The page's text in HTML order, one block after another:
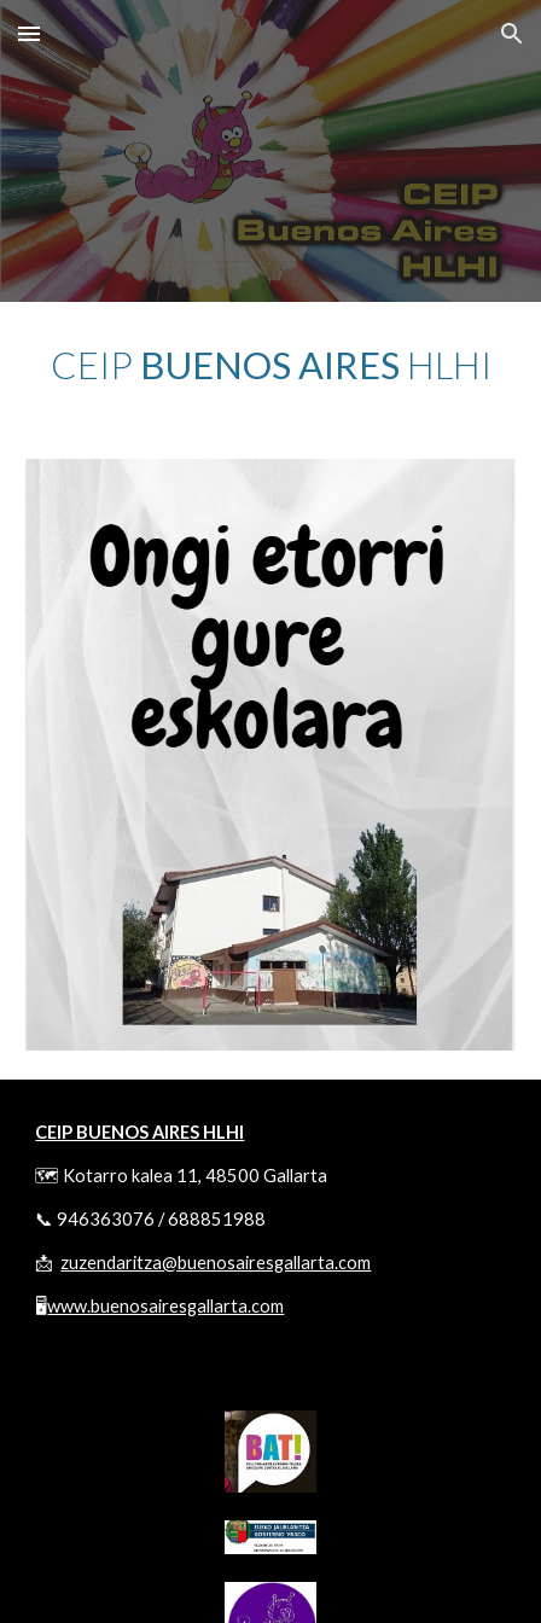
Skip to main content Skip to navigation
CEIP BUENOS AIRES HLHI
CEIP BUENOS AIRES HLHI
🗺️ Kotarro kalea 11, 48500 Gallarta
📞946363076 /688851988
📩 zuzendaritza@buenosairesgallarta.com
🖥️www.buenosairesgallarta.com